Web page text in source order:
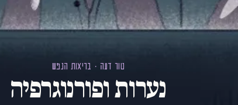
טור דעה · בריאות הנפש
נערות ופורנוגרפיה